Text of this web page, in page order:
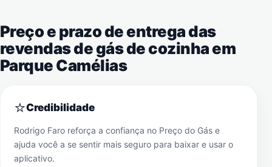
Preço e prazo de entrega das
revendas de gás de cozinha em
Parque Camélias
⭐Credibilidade
Rodrigo Faro reforça a confiança no Preço do Gás e
ajuda você a se sentir mais seguro para baixar e usar o
aplicativo.